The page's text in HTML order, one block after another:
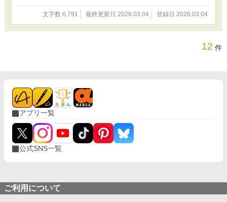
文字数 6,791 最終更新日 2026.03.04 登録日 2026.03.04
12 件
アプリ一覧
公式SNS一覧
ご利用について